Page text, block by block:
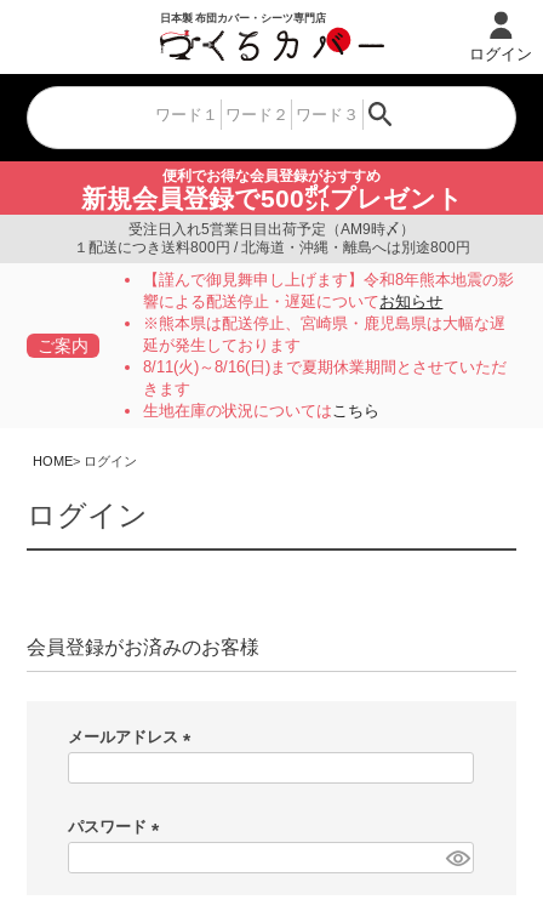
便利でお得な会員登録がおすすめ
新規会員登録で500㌽プレゼント
ログイン
受注日入れ5営業日目出荷予定（AM9時〆）
１配送につき送料800円 / 北海道・沖縄・離島へは別途800円
ご案内
【謹んで御見舞申し上げます】令和8年熊本地震の影
響による配送停止・遅延についてお知らせ
※熊本県は配送停止、宮崎県・鹿児島県は大幅な遅
延が発生しております
8/11(火)～8/16(日)まで夏期休業期間とさせていただ
きます
生地在庫の状況についてはこちら
HOME ログイン
ログイン
会員登録がお済みのお客様
メールアドレス
パスワード